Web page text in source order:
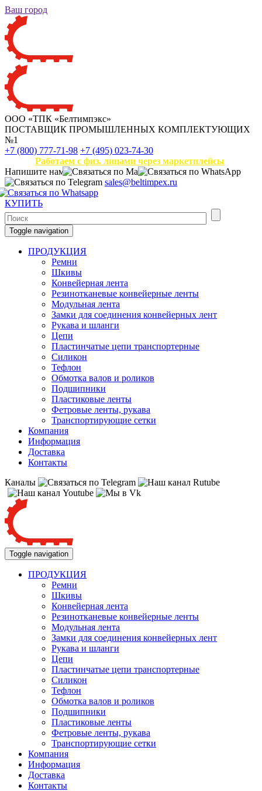
Ваш город
ООО «ТПК «Белтимпэкс»
ПОСТАВЩИК ПРОМЫШЛЕННЫХ КОМПЛЕКТУЮЩИХ
№1
+7 (800) 777-71-98 +7 (495) 023-74-30
Работаем с физ. лицами через маркетплейсы
Напишите нам
sales@beltimpex.ru
КУПИТЬ
Toggle navigation
ПРОДУКЦИЯ
Ремни
Шкивы
Конвейерная лента
Резинотканевые конвейерные ленты
Модульная лента
Замки для соединения конвейерных лент
Рукава и шланги
Цепи
Пластинчатые цепи транспортерные
Силикон
Тефлон
Обмотка валов и роликов
Подшипники
Пластиковые ленты
Фетровые ленты, рукава
Транспортирующие сетки
Компания
Информация
Доставка
Контакты
Каналы
Toggle navigation
ПРОДУКЦИЯ
Ремни
Шкивы
Конвейерная лента
Резинотканевые конвейерные ленты
Модульная лента
Замки для соединения конвейерных лент
Рукава и шланги
Цепи
Пластинчатые цепи транспортерные
Силикон
Тефлон
Обмотка валов и роликов
Подшипники
Пластиковые ленты
Фетровые ленты, рукава
Транспортирующие сетки
Компания
Информация
Доставка
Контакты